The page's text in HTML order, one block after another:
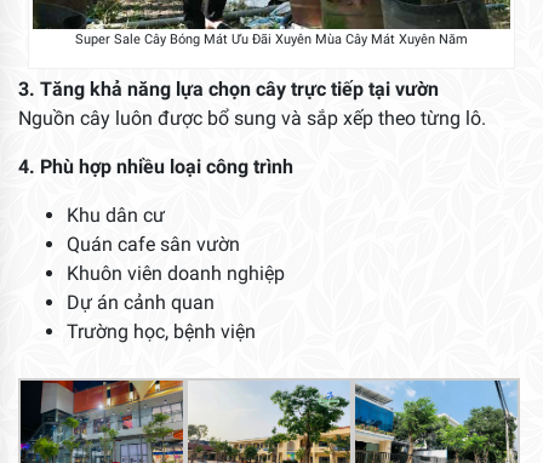
Super Sale Cây Bóng Mát Ưu Đãi Xuyên Mùa Cây Mát Xuyên Năm
3. Tăng khả năng lựa chọn cây trực tiếp tại vườn
Nguồn cây luôn được bổ sung và sắp xếp theo từng lô.
4. Phù hợp nhiều loại công trình
Khu dân cư
Quán cafe sân vườn
Khuôn viên doanh nghiệp
Dự án cảnh quan
Trường học, bệnh viện